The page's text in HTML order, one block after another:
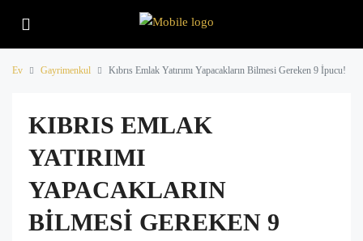
Ev Gayrimenkul Kıbrıs Emlak Yatırımı Yapacakların Bilmesi Gereken 9 İpucu!
KIBRIS EMLAK
YATIRIMI
YAPACAKLARIN
BILMESI GEREKEN 9